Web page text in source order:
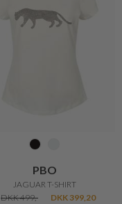
PBO
JAGUAR T-SHIRT
DKK 499,-
DKK 399,20